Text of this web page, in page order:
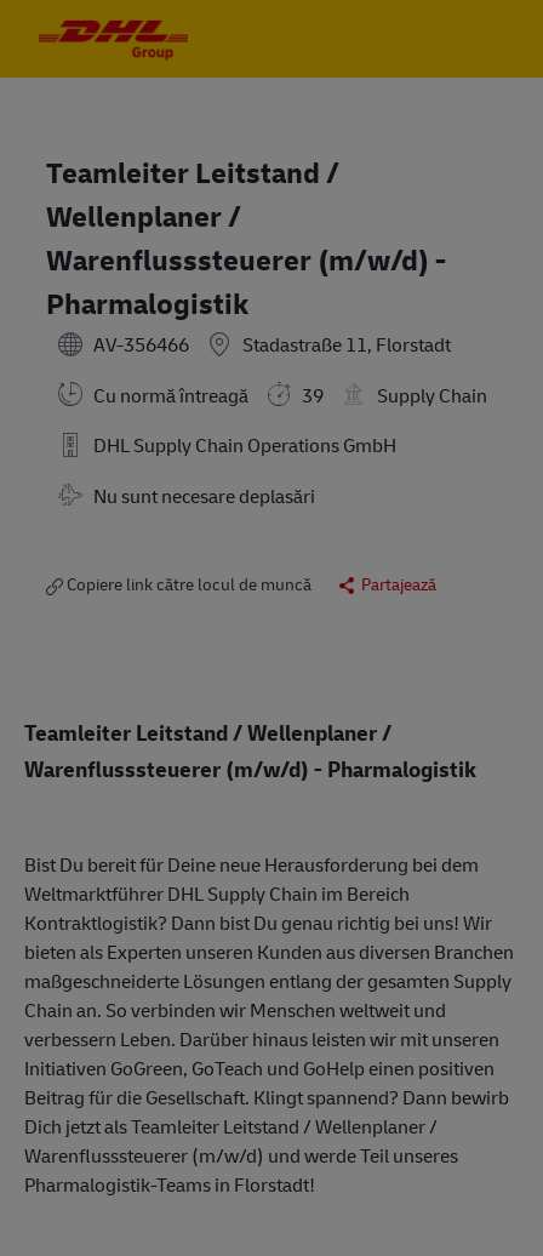
Teamleiter Leitstand /
Wellenplaner /
Warenflusssteuerer (m/w/d) -
Pharmalogistik
AV-356466
Stadastraße 11, Florstadt
Cu normă întreagă
39
Supply Chain
DHL Supply Chain Operations GmbH
Travel Required
Nu sunt necesare deplasări
Copiere link către locul de muncă Partajează
Teamleiter Leitstand / Wellenplaner /
Warenflusssteuerer (m/w/d) - Pharmalogistik
Bist Du bereit für Deine neue Herausforderung bei dem
Weltmarktführer DHL Supply Chain im Bereich
Kontraktlogistik? Dann bist Du genau richtig bei uns! Wir
bieten als Experten unseren Kunden aus diversen Branchen
maßgeschneiderte Lösungen entlang der gesamten Supply
Chain an. So verbinden wir Menschen weltweit und
verbessern Leben. Darüber hinaus leisten wir mit unseren
Initiativen GoGreen, GoTeach und GoHelp einen positiven
Beitrag für die Gesellschaft. Klingt spannend? Dann bewirb
Dich jetzt als Teamleiter Leitstand / Wellenplaner /
Warenflusssteuerer (m/w/d) und werde Teil unseres
Pharmalogistik-Teams in Florstadt!